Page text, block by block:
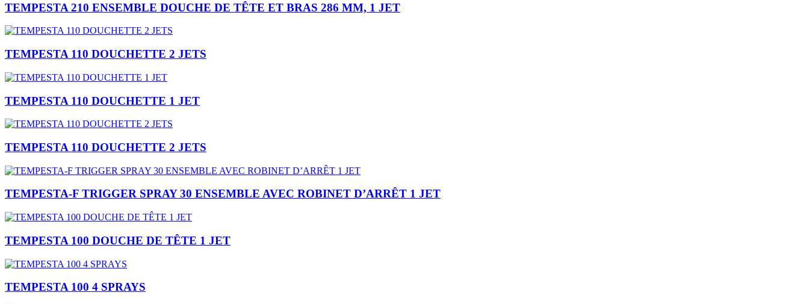
TEMPESTA 210 ENSEMBLE DOUCHE DE TÊTE ET BRAS 286 MM, 1 JET
TEMPESTA 110 DOUCHETTE 2 JETS
TEMPESTA 110 DOUCHETTE 1 JET
TEMPESTA 110 DOUCHETTE 2 JETS
TEMPESTA-F TRIGGER SPRAY 30 ENSEMBLE AVEC ROBINET D’ARRÊT 1 JET
TEMPESTA 100 DOUCHE DE TÊTE 1 JET
TEMPESTA 100 4 SPRAYS